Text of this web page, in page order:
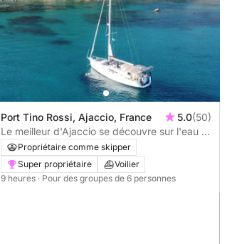
Port Tino Rossi, Ajaccio, France 5.0(50)
Le meilleur d'Ajaccio se découvre sur l'eau :
une journée privée complète en voilier
Propriétaire comme skipper
Super propriétaire
Voilier
9 heures · Pour des groupes de 6 personnes